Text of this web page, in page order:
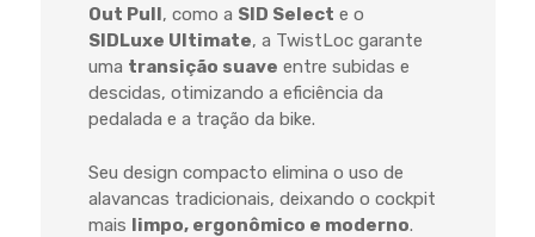
Out Pull, como a SID Select e o
SIDLuxe Ultimate, a TwistLoc garante
uma transição suave entre subidas e
descidas, otimizando a eficiência da
pedalada e a tração da bike.
Seu design compacto elimina o uso de
alavancas tradicionais, deixando o cockpit
mais limpo, ergonômico e moderno.